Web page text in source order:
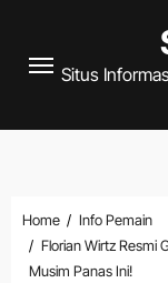
content Situs
Home
Info Pemain
Florian Wirtz Resmi
Musim Panas Ini!